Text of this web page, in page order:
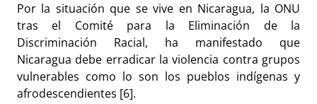
Por la situación que se vive en Nicaragua, la ONU
tras el Comité para la Eliminación de la
Discriminación Racial, ha manifestado que
Nicaragua debe erradicar la violencia contra grupos
vulnerables como lo son los pueblos indígenas y
afrodescendientes [6].